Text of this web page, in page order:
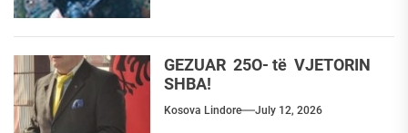
GEZUAR 25O- të VJETORIN
SHBA!
Kosova Lindore July 12, 2026